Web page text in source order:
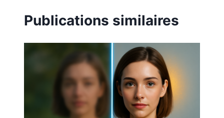
Publications similaires